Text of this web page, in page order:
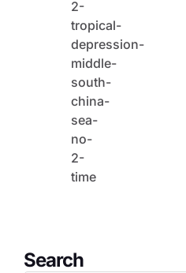
2-
tropical-
depression-
middle-
south-
china-
sea-
no-
2-
time
Search